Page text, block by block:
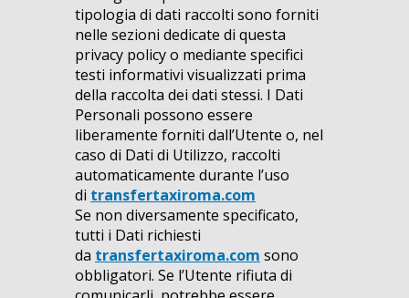
tipologia di dati raccolti sono forniti
nelle sezioni dedicate di questa
privacy policy o mediante specifici
testi informativi visualizzati prima
della raccolta dei dati stessi. I Dati
Personali possono essere
liberamente forniti dall’Utente o, nel
caso di Dati di Utilizzo, raccolti
automaticamente durante l’uso
di transfertaxiroma.com
Se non diversamente specificato,
tutti i Dati richiesti
da transfertaxiroma.com sono
obbligatori. Se l’Utente rifiuta di